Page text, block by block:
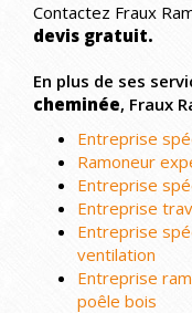
Contactez Fraux
devis gratuit.
En plus de ses
cheminée, Fraux
Entreprise
Ramoneur
Entreprise
Entreprise
Entreprise
ventilation
Entreprise
poêle bois